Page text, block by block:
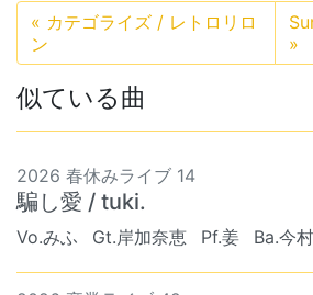
« カテゴライズ / レトロリロ
ン
»
似ている曲
2026 春休みライブ 14
騙し愛 / tuki.
Vo.みふ Gt.岸加奈恵 Pf.姜 Ba.今